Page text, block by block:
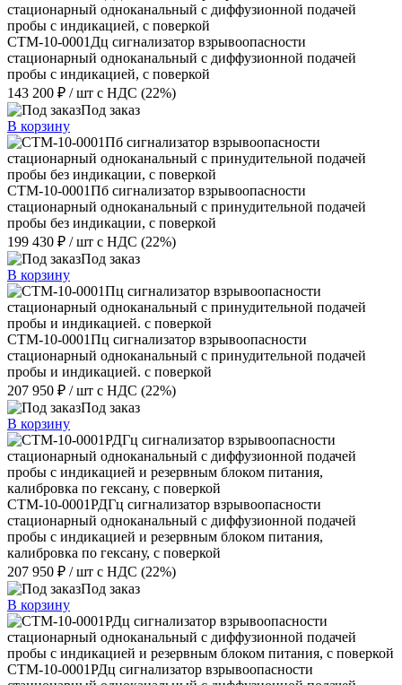
СТМ-10-0001Дц сигнализатор взрывоопасности
стационарный одноканальный с диффузионной подачей
пробы с индикацией, с поверкой
143 200 ₽ / шт с НДС (22%)
Под заказ
В корзину
СТМ-10-0001Пб сигнализатор взрывоопасности
стационарный одноканальный с принудительной подачей
пробы без индикации, с поверкой
199 430 ₽ / шт с НДС (22%)
Под заказ
В корзину
СТМ-10-0001Пц сигнализатор взрывоопасности
стационарный одноканальный с принудительной подачей
пробы и индикацией. с поверкой
207 950 ₽ / шт с НДС (22%)
Под заказ
В корзину
СТМ-10-0001РДГц сигнализатор взрывоопасности
стационарный одноканальный с диффузионной подачей
пробы с индикацией и резервным блоком питания,
калибровка по гексану, с поверкой
207 950 ₽ / шт с НДС (22%)
Под заказ
В корзину
СТМ-10-0001РДц сигнализатор взрывоопасности